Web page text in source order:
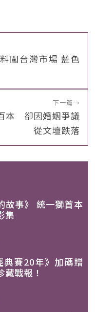
闖台灣市場 藍色
下一篇→
本 卻因婚姻爭議
從文壇跌落
故事》 統一獅首本
集
典賽20年》加碼贈
藏戰報！